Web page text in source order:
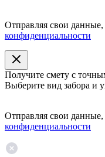
Отправляя свои
конфиденциальности
Получите смету с
Выберите вид забора и
Отправляя свои
конфиденциальности